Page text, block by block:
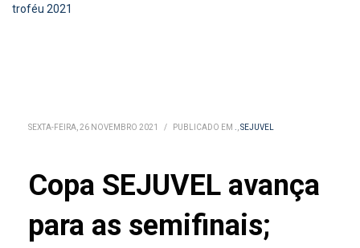
troféu 2021
SEXTA-FEIRA, 26 NOVEMBRO 2021 / PUBLICADO EM .,SEJUVEL
Copa SEJUVEL avança
para as semifinais;